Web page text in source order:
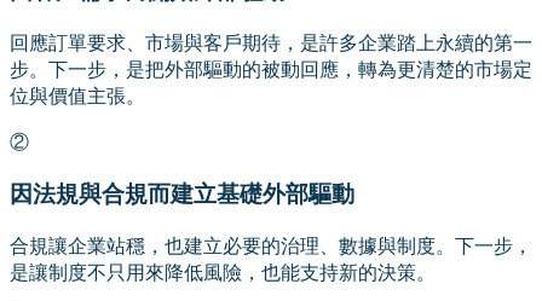
回應訂單要求、市場與客戶期待，是許多企業踏上永續的第一
步。下一步，是把外部驅動的被動回應，轉為更清楚的市場定
位與價值主張。
②
因法規與合規而建立基礎外部驅動
合規讓企業站穩，也建立必要的治理、數據與制度。下一步，
是讓制度不只用來降低風險，也能支持新的決策。